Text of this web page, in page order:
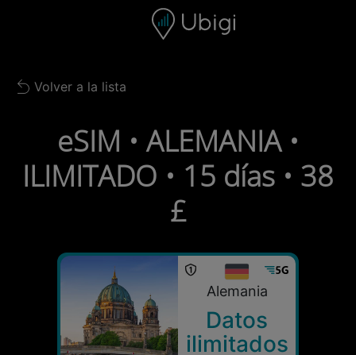
Barra de navegación
Back to list
Volver a la lista
eSIM • ALEMANIA •
ILIMITADO • 15 días • 38
£
Alemania
Datos
ilimitados